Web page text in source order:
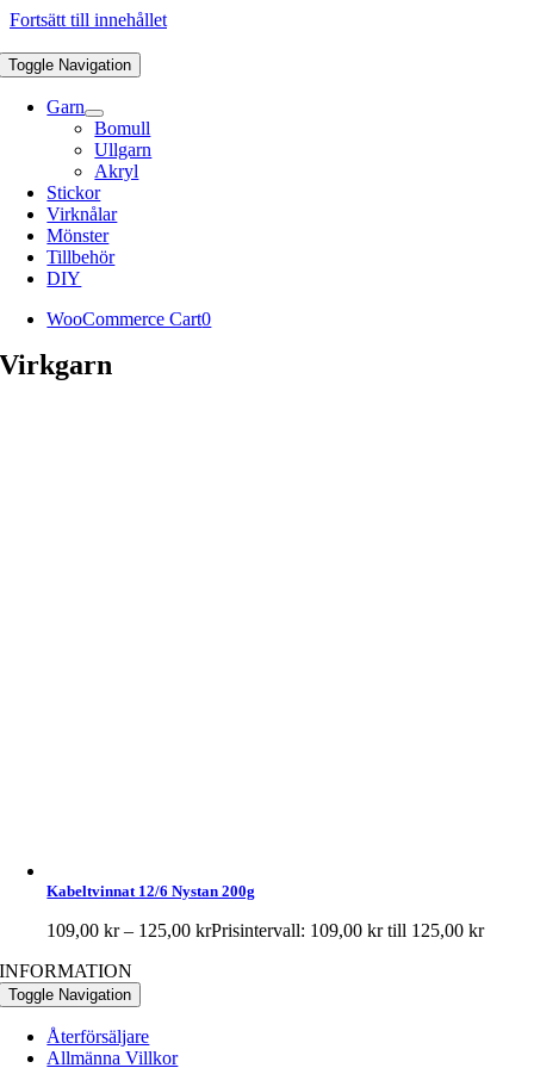
Fortsätt till innehållet
Toggle Navigation
Garn
Bomull
Ullgarn
Akryl
Stickor
Virknålar
Mönster
Tillbehör
DIY
WooCommerce Cart0
Virkgarn
Kabeltvinnat 12/6 Nystan 200g
109,00kr – 125,00krPrisintervall: 109,00 kr till 125,00 kr
INFORMATION
Toggle Navigation
Återförsäljare
Allmänna Villkor